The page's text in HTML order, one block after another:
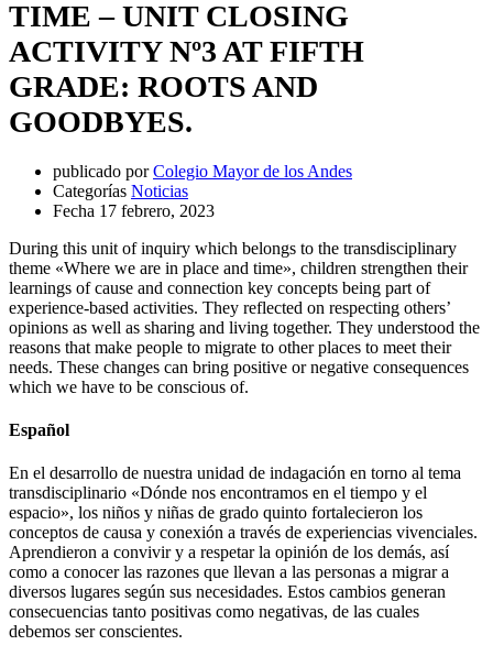
TIME – UNIT CLOSING
ACTIVITY Nº3 AT FIFTH
GRADE: ROOTS AND
GOODBYES.
publicado por Colegio Mayor de los Andes
Categorías Noticias
Fecha 17 febrero, 2023
During this unit of inquiry which belongs to the transdisciplinary
theme «Where we are in place and time», children strengthen their
learnings of cause and connection key concepts being part of
experience-based activities. They reflected on respecting others’
opinions as well as sharing and living together. They understood the
reasons that make people to migrate to other places to meet their
needs. These changes can bring positive or negative consequences
which we have to be conscious of.
Español
En el desarrollo de nuestra unidad de indagación en torno al tema
transdisciplinario «Dónde nos encontramos en el tiempo y el
espacio», los niños y niñas de grado quinto fortalecieron los
conceptos de causa y conexión a través de experiencias vivenciales.
Aprendieron a convivir y a respetar la opinión de los demás, así
como a conocer las razones que llevan a las personas a migrar a
diversos lugares según sus necesidades. Estos cambios generan
consecuencias tanto positivas como negativas, de las cuales
debemos ser conscientes.